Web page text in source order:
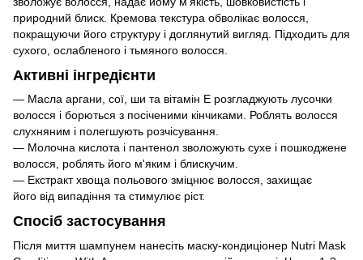
природний блиск. Кремова текстура обволікає волосся,
покращуючи його структуру і доглянутий вигляд. Підходить для
сухого, ослабленого і тьмяного волосся.
Активні інгредієнти
— Масла аргани, сої, ши та вітамін E розгладжують лусочки
волосся і борються з посіченими кінчиками. Роблять волосся
слухняним і полегшують розчісування.
— Молочна кислота і пантенол зволожують сухе і пошкоджене
волосся, роблять його м'яким і блискучим.
— Екстракт хвоща польового зміцнює волосся, захищає
його від випадіння та стимулює ріст.
Спосіб застосування
Після миття шампунем нанесіть маску-кондиціонер Nutri Mask